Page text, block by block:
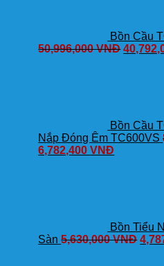
Bồn Cầu
50,996,000VNĐ
Bồn Cầu
Nắp Đóng Êm TC600VS
6,782,400VNĐ
Bồn Tiểu
Sàn 5,630,000VNĐ